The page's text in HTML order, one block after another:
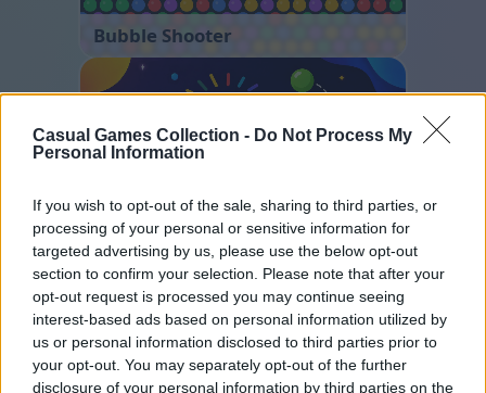
Casual Games Collection - Do Not Process My
Personal Information
If you wish to opt-out of the sale, sharing to third parties, or
processing of your personal or sensitive information for
targeted advertising by us, please use the below opt-out
section to confirm your selection. Please note that after your
opt-out request is processed you may continue seeing
interest-based ads based on personal information utilized by
us or personal information disclosed to third parties prior to
your opt-out. You may separately opt-out of the further
disclosure of your personal information by third parties on the
Bubble Shooter
Ball Sort